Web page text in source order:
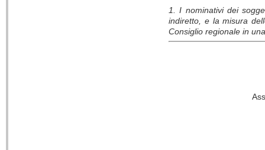
1. I nominativi dei
indiretto, e la misura
Consiglio regionale in